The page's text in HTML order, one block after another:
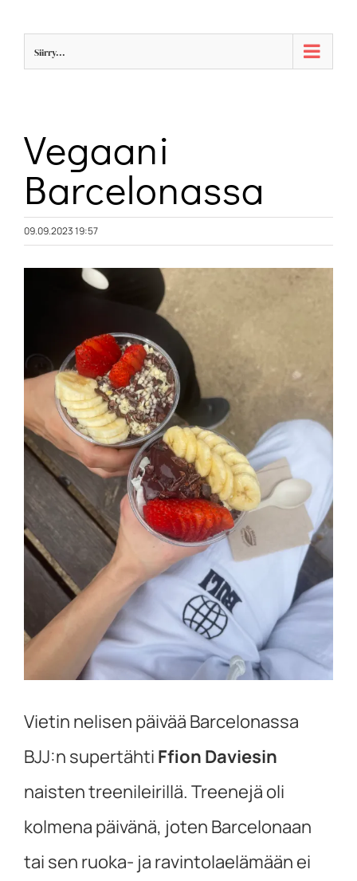
Siirry...
Vegaani
Barcelonassa
09.09.2023 19:57
isompana
Vietin nelisen päivää Barcelonassa
BJJ:n supertähti Ffion Daviesin
naisten treenileirillä. Treenejä oli
kolmena päivänä, joten Barcelonaan
tai sen ruoka- ja ravintolaelämään ei